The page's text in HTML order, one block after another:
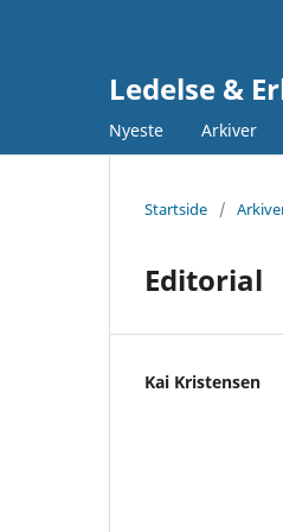
Ledelse &
Nyeste Arkiver
Startside /
Editorial
Kai Kristensen